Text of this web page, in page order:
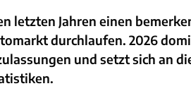
letzten Jahren einen
durchlaufen. 2026
und setzt sich an